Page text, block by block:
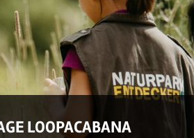
LOOPACABANA